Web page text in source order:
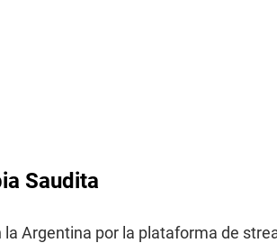
Saudita
la Argentina por la plataforma de